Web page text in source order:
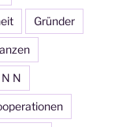
Gründer
N N